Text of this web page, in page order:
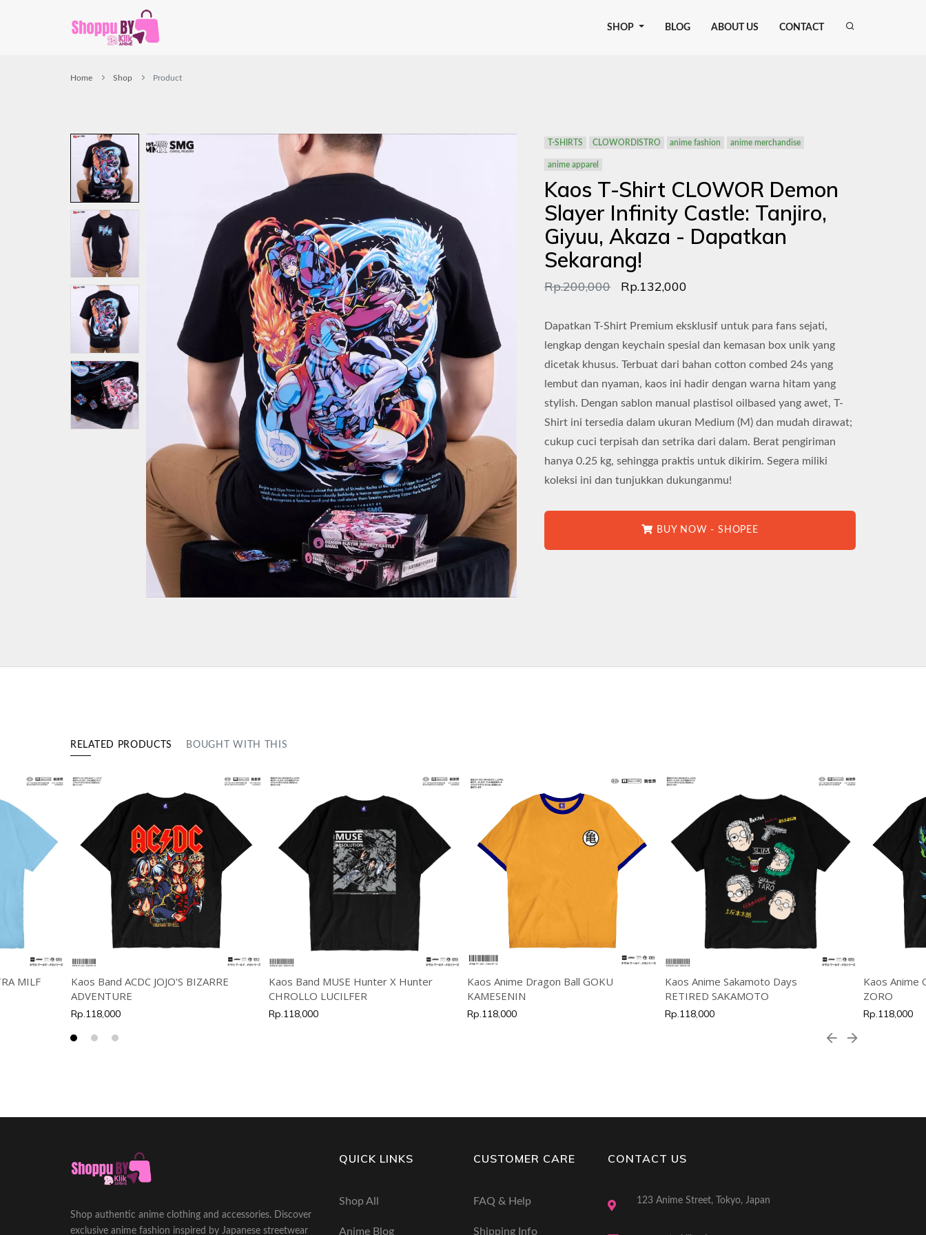
SHOP BLOG ABOUT US CONTACT
Home Shop Product
T-SHIRTS CLOWORDISTRO anime fashion anime merchandise
anime apparel
Kaos T-Shirt CLOWOR Demon
Slayer Infinity Castle: Tanjiro,
Giyuu, Akaza - Dapatkan
Sekarang!
Rp.200,000 Rp.132,000
Dapatkan T-Shirt Premium eksklusif untuk para fans sejati,
lengkap dengan keychain spesial dan kemasan box unik yang
dicetak khusus. Terbuat dari bahan cotton combed 24s yang
lembut dan nyaman, kaos ini hadir dengan warna hitam yang
stylish. Dengan sablon manual plastisol oilbased yang awet, T-
Shirt ini tersedia dalam ukuran Medium (M) dan mudah dirawat;
cukup cuci terpisah dan setrika dari dalam. Berat pengiriman
hanya 0.25 kg, sehingga praktis untuk dikirim. Segera miliki
koleksi ini dan tunjukkan dukunganmu!
BUY NOW - SHOPEE
RELATED PRODUCTS BOUGHT WITH THIS
MILF
Kaos Band ACDC JOJO'S BIZARRE
ADVENTURE
Rp.118,000
Kaos Band MUSE Hunter X Hunter
CHROLLO LUCILFER
Rp.118,000
Kaos Anime Dragon Ball GOKU
KAMESENIN
Rp.118,000
Kaos Anime Sakamoto Days
RETIRED SAKAMOTO
Rp.118,000
Kaos Anime
ZORO
Rp.118,000
Shop authentic anime clothing and accessories. Discover
exclusive anime fashion inspired by Japanese streetwear
QUICK LINKS
Shop All
Anime Blog
CUSTOMER CARE
FAQ & Help
Shipping Info
CONTACT US
123 Anime Street, Tokyo, Japan